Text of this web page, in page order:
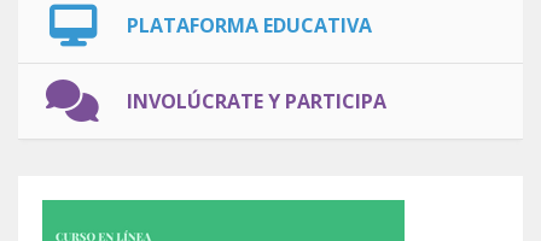
PLATAFORMA EDUCATIVA
INVOLÚCRATE Y PARTICIPA